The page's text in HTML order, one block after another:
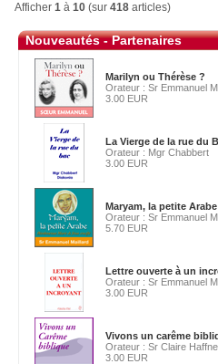
Afficher 1 à 10 (sur 418 articles)
Nouveautés - Partenaires
Marilyn ou Thérèse ?
Orateur : Sr Emmanuel
3.00 EUR
La Vierge de la rue du
Orateur : Mgr Chabbert
3.00 EUR
Maryam, la petite
Orateur : Sr Emmanuel
5.70 EUR
Lettre ouverte à un
Orateur : Sr Emmanuel
3.00 EUR
Vivons un carême
Orateur : Sr Claire
3.00 EUR